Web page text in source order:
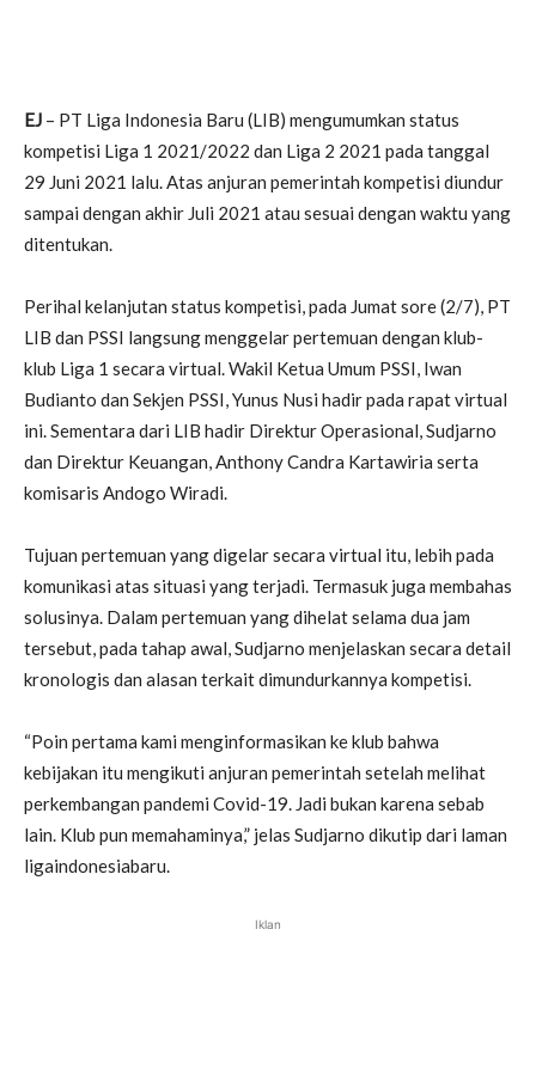
EJ – PT Liga Indonesia Baru (LIB) mengumumkan status
kompetisi Liga 1 2021/2022 dan Liga 2 2021 pada tanggal
29 Juni 2021 lalu. Atas anjuran pemerintah kompetisi diundur
sampai dengan akhir Juli 2021 atau sesuai dengan waktu yang
ditentukan.
Perihal kelanjutan status kompetisi, pada Jumat sore (2/7), PT
LIB dan PSSI langsung menggelar pertemuan dengan klub-
klub Liga 1 secara virtual. Wakil Ketua Umum PSSI, Iwan
Budianto dan Sekjen PSSI, Yunus Nusi hadir pada rapat virtual
ini. Sementara dari LIB hadir Direktur Operasional, Sudjarno
dan Direktur Keuangan, Anthony Candra Kartawiria serta
komisaris Andogo Wiradi.
Tujuan pertemuan yang digelar secara virtual itu, lebih pada
komunikasi atas situasi yang terjadi. Termasuk juga membahas
solusinya. Dalam pertemuan yang dihelat selama dua jam
tersebut, pada tahap awal, Sudjarno menjelaskan secara detail
kronologis dan alasan terkait dimundurkannya kompetisi.
“Poin pertama kami menginformasikan ke klub bahwa
kebijakan itu mengikuti anjuran pemerintah setelah melihat
perkembangan pandemi Covid-19. Jadi bukan karena sebab
lain. Klub pun memahaminya,” jelas Sudjarno dikutip dari laman
ligaindonesiabaru.
Iklan